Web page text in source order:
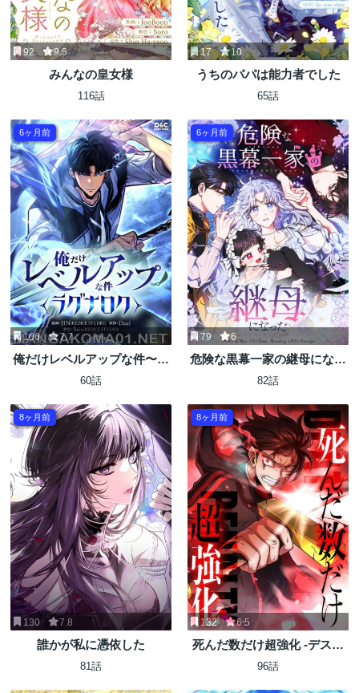
92 9.5
みんなの皇女様
116話
17 10
うちのパパは能力者でした
65話
6ヶ月前
106 7.7
俺だけレベルアップな件〜ラ
グナロク〜
60話
6ヶ月前
79 6
危険な黒幕一家の継母になっ
た
82話
8ヶ月前
130 7.8
誰かが私に憑依した
81話
8ヶ月前
132 6.5
死んだ数だけ超強化 -デスペ
ナルティ-
96話